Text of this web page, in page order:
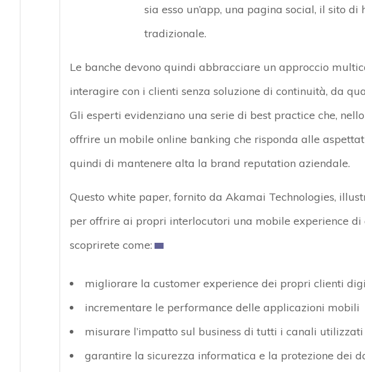
sia esso un’app, una pagina social, il sito
tradizionale.
Le banche devono quindi abbracciare un approccio
interagire con i clienti senza soluzione di continuità, da
Gli esperti evidenziano una serie di best practice che,
offrire un mobile online banking che risponda alle
quindi di mantenere alta la brand reputation aziendale.
Questo white paper, fornito da Akamai Technologies,
per offrire ai propri interlocutori una mobile experience di
scoprirete come:
migliorare la customer experience dei propri clienti
incrementare le performance delle applicazioni mobili
misurare l’impatto sul business di tutti i canali
garantire la sicurezza informatica e la protezione dei